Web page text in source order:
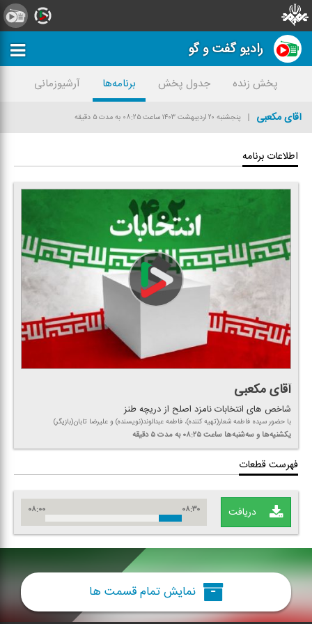
رادیو گفت و گو
پخش زنده جدول پخش برنامه‌ها
آرشیوزمانی
آقای مكعبی
پنجشنبه ۲۰ اردیبهشت ۱۴۰۳ ساعت ۰۸:۲۵ به مدت ۵ دقیقه
اطلاعات برنامه
آقای مكعبی
شاخص های انتخابات نامزد اصلح از دریچه طنز
با حضور سیده فاطمه شعار(تهیه كننده)، فاطمه عبدالوند(نویسنده) و علیرضا تابان(بازیگر)
یكشنیه‌ها و سه‌شنبه‌ها ساعت ۰۸:۲۵ به مدت ۵ دقیقه
فهرست قطعات
دریافت ۰۸:۰۰ ۰۸:۳۰
نمایش تمام قسمت ها